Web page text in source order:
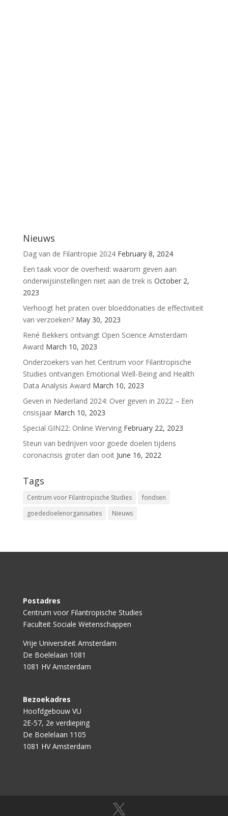
Nieuws
Dag van de Filantropie 2024 February 8, 2024
Een taak voor de overheid: waarom geven aan
onderwijsinstellingen niet aan de trek is October 2,
2023
Verhoogt het praten over bloeddonaties de effectiviteit
van verzoeken? May 30, 2023
René Bekkers ontvangt Open Science Amsterdam
Award March 10, 2023
Onderzoekers van het Centrum voor Filantropische
Studies ontvangen Emotional Well-Being and Health
Data Analysis Award March 10, 2023
Geven in Nederland 2024: Over geven in 2022 – Een
crisisjaar March 10, 2023
Special GIN22: Online Werving February 22, 2023
Steun van bedrijven voor goede doelen tijdens
coronacrisis groter dan ooit June 16, 2022
Tags
Centrum voor Filantropische Studies
fondsen
goededoelenorganisaties
Nieuws
Postadres
Centrum voor Filantropische Studies
Faculteit Sociale Wetenschappen
Vrije Universiteit Amsterdam
De Boelelaan 1081
1081 HV Amsterdam
Bezoekadres
Hoofdgebouw VU
2E-57, 2e verdieping
De Boelelaan 1105
1081 HV Amsterdam